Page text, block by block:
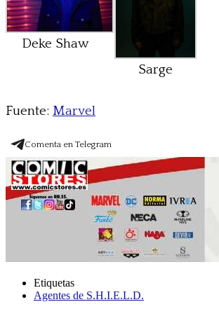
Deke Shaw
Sarge
Fuente: Marvel
Comenta en Telegram
Etiquetas
Agentes de S.H.I.E.L.D.